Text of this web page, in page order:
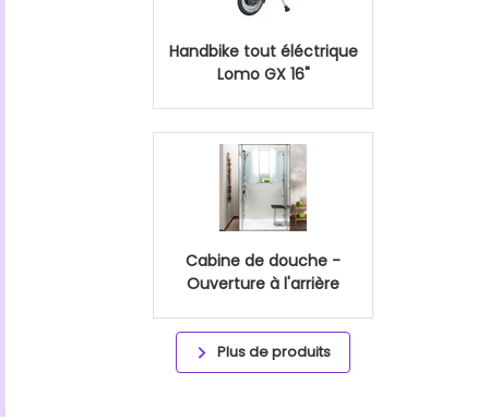
Handbike tout éléctrique
Lomo GX 16"
Cabine de douche -
Ouverture à l'arrière
Plus de produits